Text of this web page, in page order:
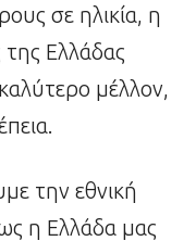
σε ηλικία, η
Ελλάδας
μέλλον,
την εθνική
η Ελλάδα μας